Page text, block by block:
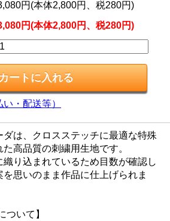
円(本体2,800円、税280円)
円(本体2,800円、税280円)
・配送等）
は、クロスステッチに最適な特殊
高品質の刺繍用生地です。
り込まれているため目数が確認し
思いのまま作品に仕上げられま
ついて】